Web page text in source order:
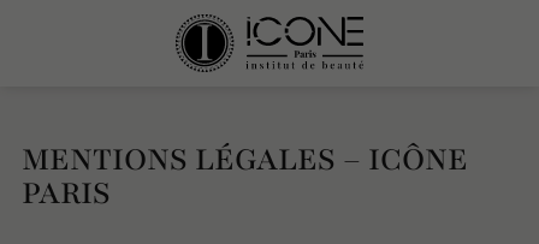
MENTIONS LÉGALES – ICÔNE
PARIS